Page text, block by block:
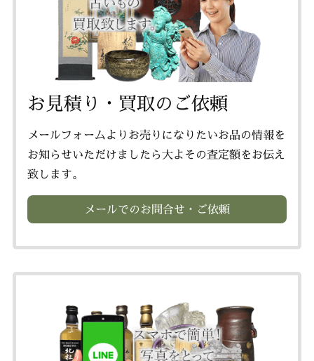
お見積り・買取のご依頼
メールフォームよりお売りになりたいお品の情報を
お知らせいただけましたら大よその査定額をお伝え
致します。
メールでのお問合せ・ご依頼